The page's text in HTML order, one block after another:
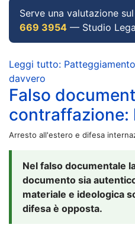
Serve una valutazione
669 3954 — Studio
Leggi tutto:
davvero
Falso
contraffazione:
Arresto all'estero e difesa
Nel falso documentale
documento sia
materiale e ideologica
difesa è opposta.